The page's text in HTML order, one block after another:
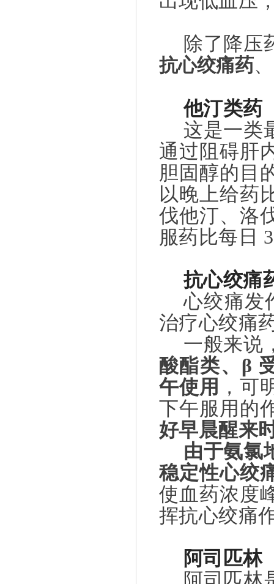
除了降压
抗心绞痛药
他汀类药
这是一类
通过阻碍肝
胆固醇的目
以晚上给药
伐他汀、洛
服药比每日
抗心绞痛
心绞痛发
治疗心绞痛
一般来说
酸酯类、β
午使用 ，可
下午服用的
好早晨醒来
由于氨氯
稳定性心绞
使血药浓度
挥抗心绞痛
阿司匹林